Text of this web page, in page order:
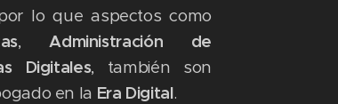
lo que aspectos como
,Administración de
Digitales, también son
en la Era Digital.